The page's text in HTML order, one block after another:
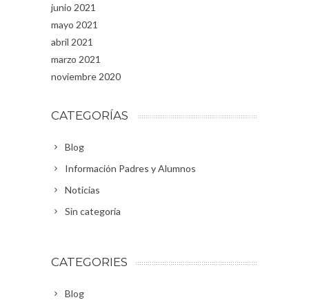
junio 2021
mayo 2021
abril 2021
marzo 2021
noviembre 2020
CATEGORÍAS
Blog
Información Padres y Alumnos
Noticias
Sin categoría
CATEGORIES
Blog